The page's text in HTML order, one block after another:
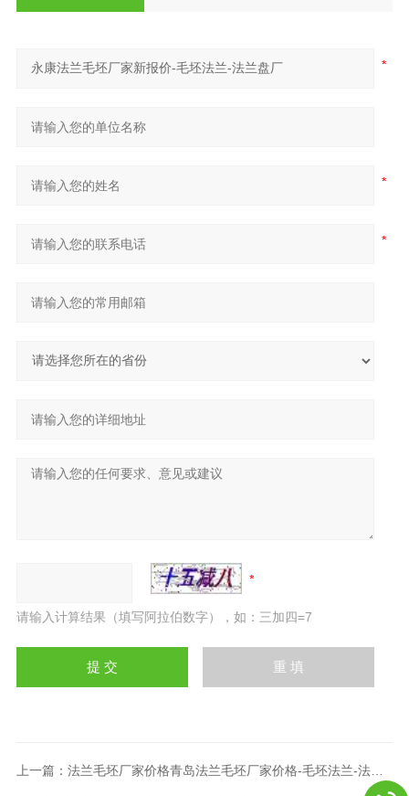
请输入计算结果（填写阿拉伯数字），如：三加四=7
上一篇： 法兰毛坯厂家价格青岛法兰毛坯厂家价格-毛坯法兰-法兰盘生产